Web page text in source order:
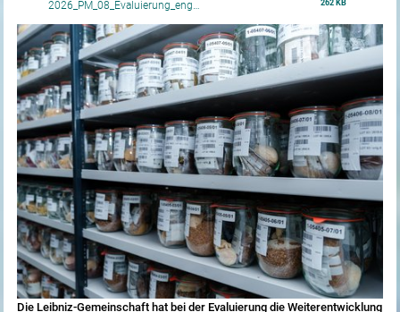
2026_PM_08_Evaluierung_eng… 262 KB
Die Leibniz-Gemeinschaft hat bei der Evaluierung die Weiterentwicklung